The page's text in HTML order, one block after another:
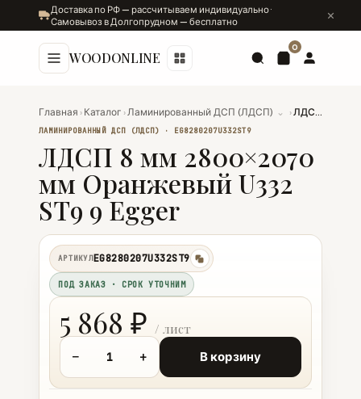
Доставка по РФ — рассчитываем индивидуально ·
Самовывоз в Долгопрудном — бесплатно
WOODONLINE
0
Главная › Каталог ›Ламинированный ДСП (ЛДСП) ⌄ › ЛДСП 8 мм 2800×2070 мм Оранжевый U332 ST9 9 Egger
ЛАМИНИРОВАННЫЙ ДСП (ЛДСП) · EG8280207U332ST9
ЛДСП 8 мм 2800×2070
мм Оранжевый U332
ST9 9 Egger
АРТИКУЛEG8280207U332ST9
копировать
ПОД ЗАКАЗ · СРОК УТОЧНИМ
5 868 ₽
− + В корзину